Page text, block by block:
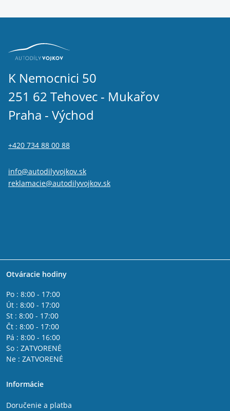
K Nemocnici 50
251 62 Tehovec - Mukařov
Praha - Východ
+420 734 88 00 88
info@autodilyvojkov.sk
reklamacie@autodilyvojkov.sk
Otváracie hodiny
Po : 8:00 - 17:00
Út : 8:00 - 17:00
St : 8:00 - 17:00
Čt : 8:00 - 17:00
Pá : 8:00 - 16:00
So : ZATVORENÉ
Ne : ZATVORENÉ
Informácie
Doručenie a platba